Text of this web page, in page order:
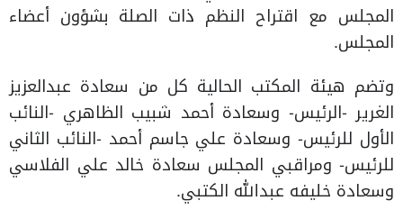
المجلس مع اقتراح النظم ذات الصلة بشؤون أعضاء
المجلس.
وتضم هيئة المكتب الحالية كل من سعادة عبدالعزيز
الغرير -الرئيس- وسعادة أحمد شبيب الظاهري -النائب
الأول للرئيس- وسعادة علي جاسم أحمد -النائب الثاني
للرئيس- ومراقبي المجلس سعادة خالد علي الفلاسي
وسعادة خليفه عبدالله الكتبي.